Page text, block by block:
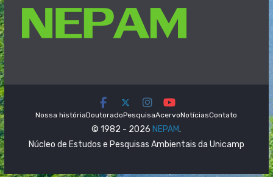
Nossa históriaDoutoradoPesquisaAcervoNotíciasContato
© 1982 - 2026 NEPAM.
Núcleo de Estudos e Pesquisas Ambientais da Unicamp